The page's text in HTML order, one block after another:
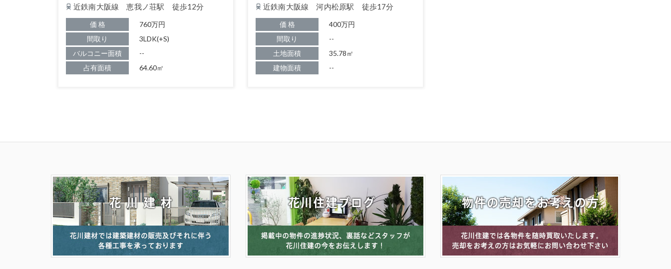
近鉄南大阪線 恵我ノ荘駅 徒歩12分
価 格
760万円
間取り
3LDK(+S)
バルコニー面積
--
占有面積
64.60㎡
近鉄南大阪線 河内松原駅 徒歩17分
価 格
400万円
間取り
--
土地面積
35.78㎡
建物面積
--